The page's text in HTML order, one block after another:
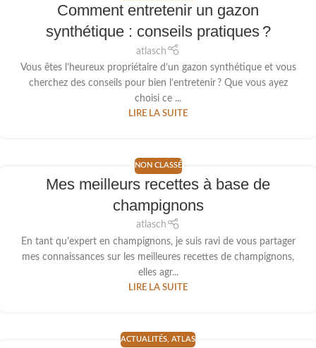
Comment entretenir un gazon
synthétique : conseils pratiques ?
atlasch
Vous êtes l’heureux propriétaire d’un gazon synthétique et vous
cherchez des conseils pour bien l’entretenir ? Que vous ayez
choisi ce ...
LIRE LA SUITE
NON CLASSÉ
Mes meilleurs recettes à base de
champignons
atlasch
En tant qu'expert en champignons, je suis ravi de vous partager
mes connaissances sur les meilleures recettes de champignons,
elles agr...
LIRE LA SUITE
ACTUALITÉS ATLAS